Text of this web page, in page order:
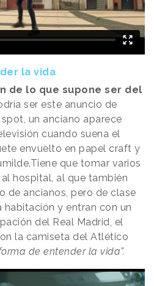
la vida
de lo que supone ser del
ser este anuncio de
un anciano aparece
cuando suena el
envuelto en papel craft y
que tomar varios
hospital, al que también
de ancianos, pero de clase
habitación y entran con un
del Real Madrid, el
la camiseta del Atlético
de entender la vida”.